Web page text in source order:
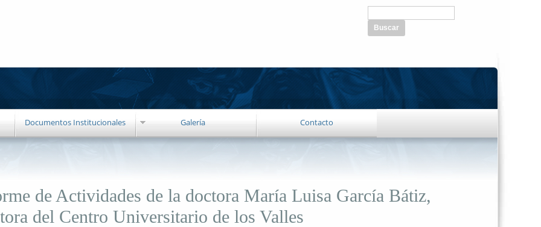
Formulario de
Documentos Institucionales Galería Contacto
de Actividades de la doctora María Luisa García Bátiz,
del Centro Universitario de los Valles